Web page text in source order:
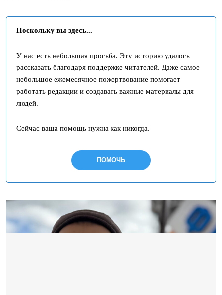
Поскольку вы здесь...
У нас есть небольшая просьба. Эту историю удалось
рассказать благодаря поддержке читателей. Даже самое
небольшое ежемесячное пожертвование помогает
работать редакции и создавать важные материалы для
людей.
Сейчас ваша помощь нужна как никогда.
ПОМОЧЬ